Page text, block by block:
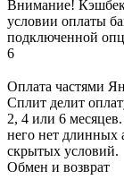
Внимание! Кэшбек
условии оплаты
подключенной
6
Оплата частями
Сплит делит
2, 4 или 6
него нет длинных
скрытых условий.
Обмен и возврат